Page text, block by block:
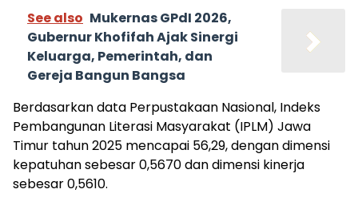
See also Mukernas GPdI 2026,
Gubernur Khofifah Ajak Sinergi
Keluarga, Pemerintah, dan
Gereja Bangun Bangsa
Berdasarkan data Perpustakaan Nasional, Indeks
Pembangunan Literasi Masyarakat (IPLM) Jawa
Timur tahun 2025 mencapai 56,29, dengan dimensi
kepatuhan sebesar 0,5670 dan dimensi kinerja
sebesar 0,5610.